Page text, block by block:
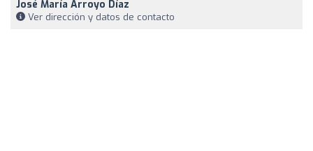
José María Arroyo Díaz
Ver dirección y datos de contacto